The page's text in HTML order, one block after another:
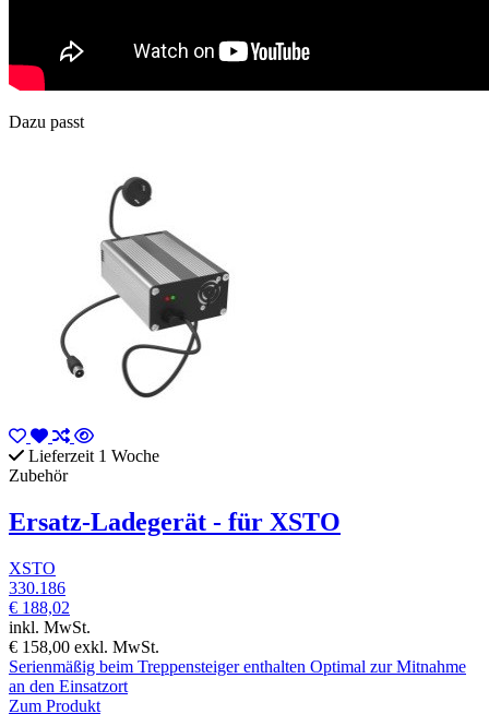
Dazu passt
Lieferzeit 1 Woche
Zubehör
Ersatz-Ladegerät - für XSTO
XSTO
330.186
€ 188,02
inkl. MwSt.
€ 158,00 exkl. MwSt.
Serienmäßig beim Treppensteiger enthalten Optimal zur Mitnahme
an den Einsatzort
Zum Produkt